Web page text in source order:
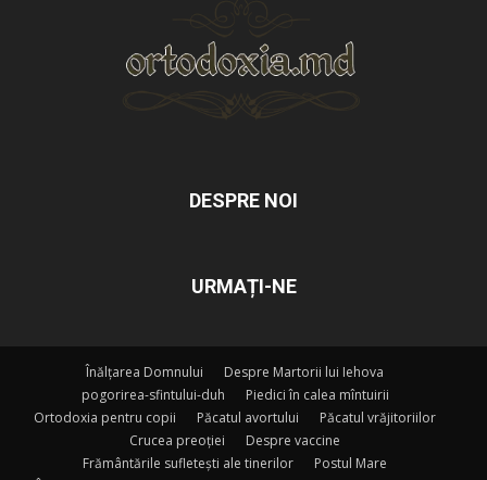
DESPRE NOI
URMAȚI-NE
Înălțarea Domnului
Despre Martorii lui Iehova
pogorirea-sfintului-duh
Piedici în calea mîntuirii
Ortodoxia pentru copii
Păcatul avortului
Păcatul vrăjitoriilor
Crucea preoției
Despre vaccine
Frământările sufletești ale tinerilor
Postul Mare